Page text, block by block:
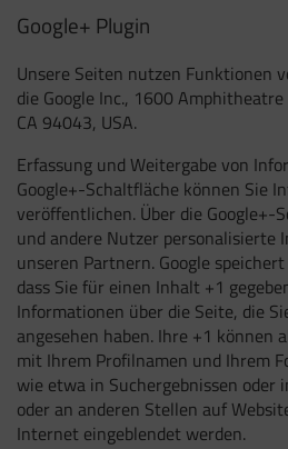
Google+ Plugin
Unsere Seiten nutzen Funktionen
die Google Inc., 1600
CA 94043, USA.
Erfassung und Weitergabe von
Google+-Schaltfläche können Sie
veröffentlichen. Über die Google+-
und andere Nutzer personalisierte
unseren Partnern. Google
dass Sie für einen Inhalt +1
Informationen über die Seite, die
angesehen haben. Ihre +1 können
mit Ihrem Profilnamen und Ihrem
wie etwa in Suchergebnissen oder
oder an anderen Stellen auf
Internet eingeblendet werden.